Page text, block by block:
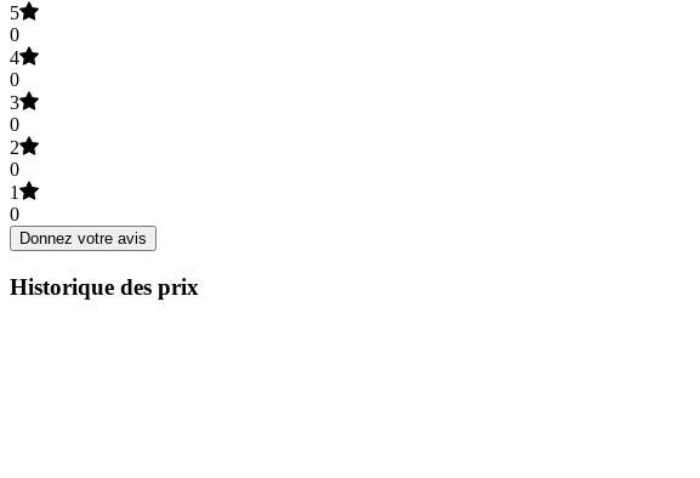
5
0
4
0
3
0
2
0
1
0
Donnez votre avis
Historique des prix